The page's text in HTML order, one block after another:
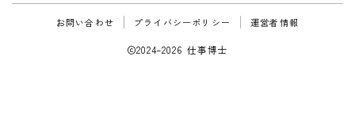
お問い合わせ プライバシーポリシー 運営者情報
2024–2026 仕事博士